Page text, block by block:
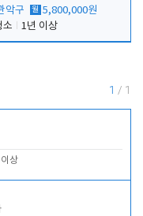
악구 월 5,800,000원
소
1년 이상
1 / 1
상